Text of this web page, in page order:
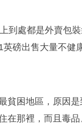
到處都是外賣包
磅出售大量不健
貧困地區，原因
在那裡，而且毒